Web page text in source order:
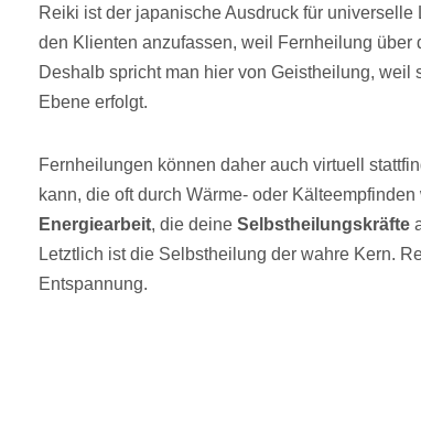
Reiki ist der japanische Ausdruck für
den Klienten anzufassen, weil Fernheilung über
Deshalb spricht man hier von Geistheilung,
Ebene erfolgt.
Fernheilungen können daher auch virtuell
kann, die oft durch Wärme- oder
Energiearbeit, die deine Selbstheilungskräfte
Letztlich ist die Selbstheilung der wahre Kern.
Entspannung.